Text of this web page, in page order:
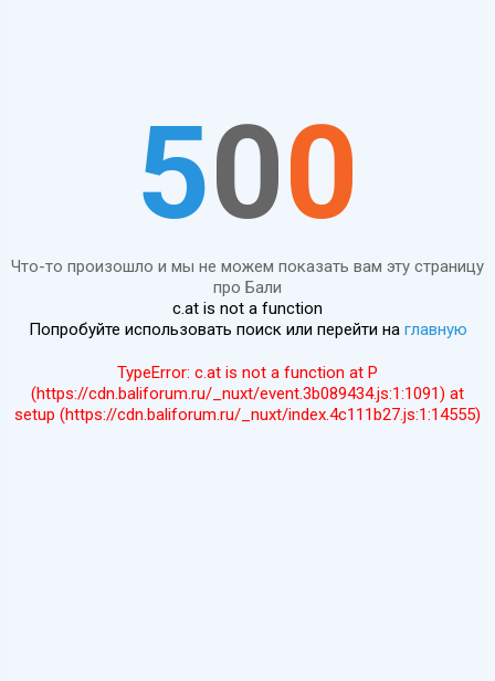
500
Что-то произошло и мы не можем показать вам эту страницу
про Бали
c.at is not a function
Попробуйте использовать поиск или перейти на главную
TypeError: c.at is not a function at P
(https://cdn.baliforum.ru/_nuxt/event.3b089434.js:1:1091) at
setup (https://cdn.baliforum.ru/_nuxt/index.4c111b27.js:1:14555)